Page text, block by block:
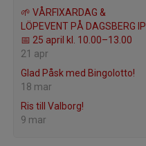
🌱 VÅRFIXARDAG &
LÖPEVENT PÅ DAGSBERG IP
📅 25 april kl. 10.00–13.00
21 apr
Glad Påsk med Bingolotto!
18 mar
Ris till Valborg!
9 mar